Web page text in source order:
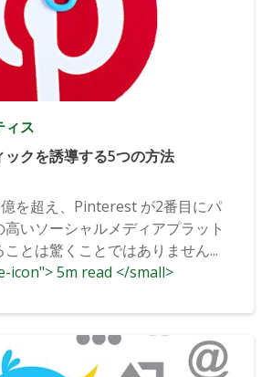
ィス
ックを誘導する5つの方法
を超え、Pinterest が2番目にパ
いソーシャルメディアプラット
とは驚くことではありません...
icon"> 5m read </small>